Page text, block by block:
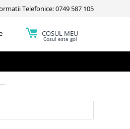
Telefonice: 0749 587 105
COSUL MEU
Cosul este gol